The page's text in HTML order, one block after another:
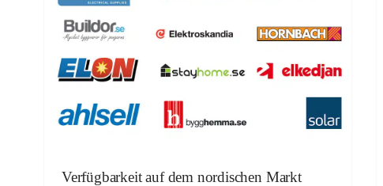
Verfügbarkeit auf dem nordischen Markt